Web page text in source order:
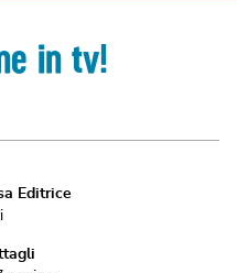
in tv!
Editrice